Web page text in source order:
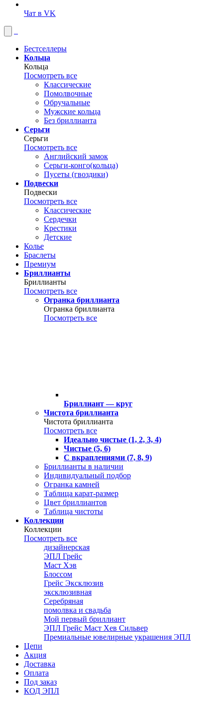
Чат в VK
Бестселлеры
Кольца
Кольца
Посмотреть все
Классические
Помолвочные
Обручальные
Мужские кольца
Без бриллианта
Серьги
Серьги
Посмотреть все
Английский замок
Серьги-конго(кольца)
Пусеты (гвоздики)
Подвески
Подвески
Посмотреть все
Классические
Сердечки
Крестики
Детские
Колье
Браслеты
Премиум
Бриллианты
Бриллианты
Посмотреть все
Огранка бриллианта
Огранка бриллианта
Посмотреть все
Бриллиант — круг
Чистота бриллианта
Чистота бриллианта
Посмотреть все
Идеально чистые (1, 2, 3, 4)
Чистые (5, 6)
С вкраплениями (7, 8, 9)
Бриллианты в наличии
Индивидуальный подбор
Огранка камней
Таблица карат-размер
Цвет бриллиантов
Таблица чистоты
Коллекции
Коллекции
Посмотреть все
дизайнерская
ЭПЛ Грейс
Маст Хэв
Блоссом
Грейс Эксклюзив
эксклюзивная
Серебряная
помолвка и свадьба
Мой первый бриллиант
ЭПЛ Грейс Маст Хев Сильвер
Премиальные ювелирные украшения ЭПЛ
Цепи
Акция
Доставка
Оплата
Под заказ
КОД ЭПЛ